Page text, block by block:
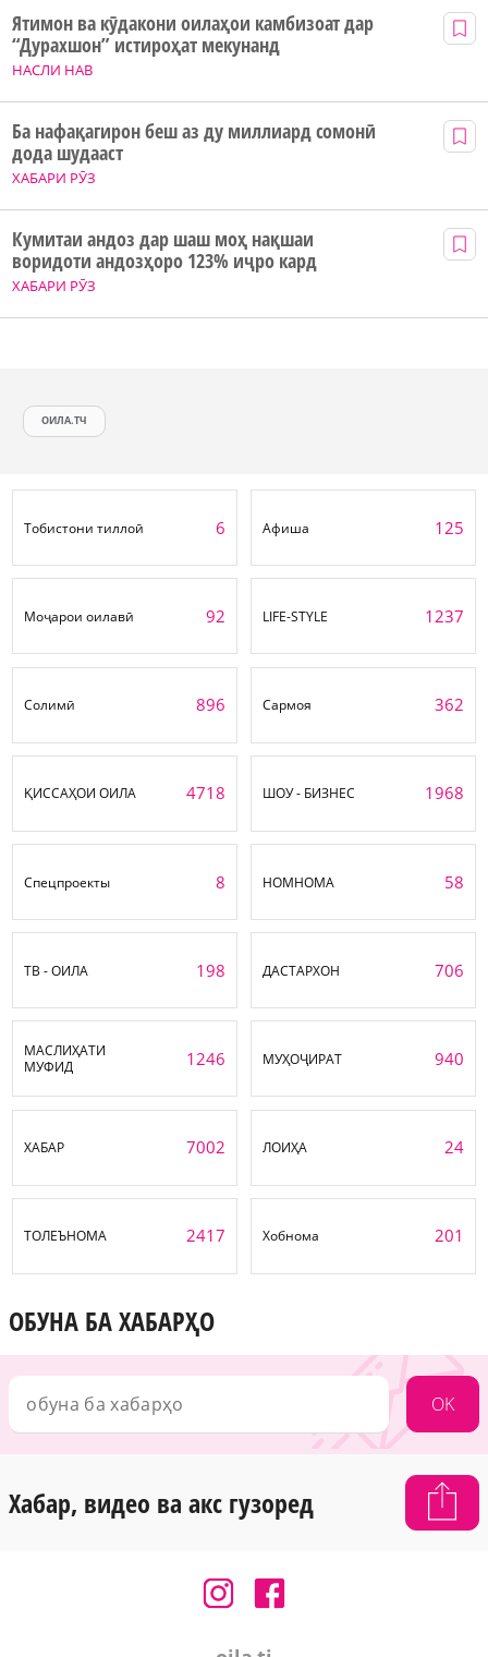
НАСЛИ НАВ
Ятимон ва кӯдакони оилаҳои камбизоат дар
“Дурахшон” истироҳат мекунанд
ХАБАРИ РӮЗ
Ба нафақагирон беш аз ду миллиард сомонӣ
дода шудааст
ХАБАРИ РӮЗ
Кумитаи андоз дар шаш моҳ нақшаи
воридоти андозҳоро 123% иҷро кард
ОИЛА.ТЧ
Тобистони тиллоӣ 6 Афиша 125
Моҷарои оилавӣ 92 LIFE-STYLE 1237
Солимӣ 896 Сармоя 362
ҚИССАҲОИ ОИЛА 4718 ШОУ - БИЗНЕС 1968
Спецпроекты 8 НОМНОМА 58
ТВ - ОИЛА 198 ДАСТАРХОН 706
МАСЛИҲАТИ
МУФИД
1246 МУҲОҶИРАТ 940
ХАБАР 7002 ЛОИҲА 24
ТОЛЕЪНОМА 2417 Хобнома 201
ОБУНА БА ХАБАРҲО
OK
Хабар, видео ва акс гузоред